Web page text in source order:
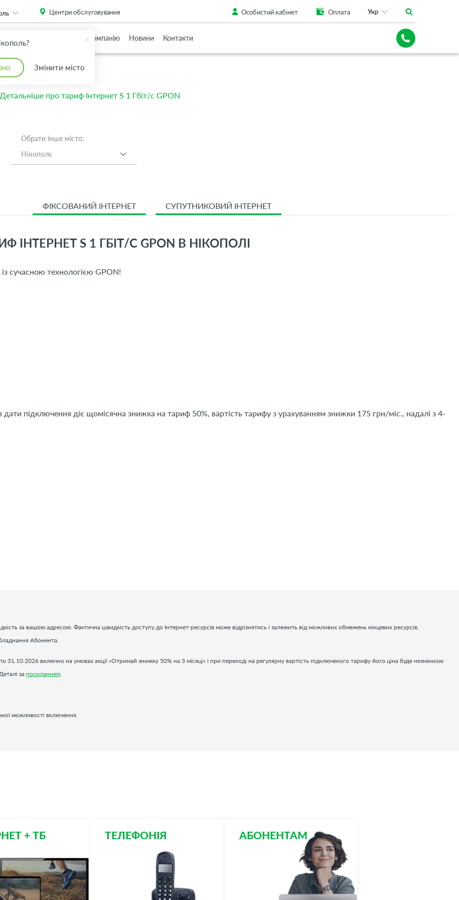
Змінити місто
Центри обслуговування Особистий кабінет Оплата Укр
Про Компанію Новини Контакти
Детальніше про тариф Інтернет S 1 Гбіт/с GPON
Обрати інше місто:
Нікополь
ФІКСОВАНИЙ ІНТЕРНЕТ СУПУТНИКОВИЙ ІНТЕРНЕТ
ІНТЕРНЕТ S 1 ГБІТ/С GPON В НІКОПОЛІ
сучасною технологією GPON!
дати підключення діє щомісячна знижка на тариф 50%, вартість тарифу з урахуванням знижки 175 грн/міс., надалі з 4-
за вашою адресою. Фактична швидкість доступу до Інтернет-ресурсів може відрізнятись і залежить від можливих обмежень кінцевих ресурсів,
Абонента.
31.10.2026 включно на умовах акції «Отримай знижку 50% на 3 місяці» і при переході на регулярну вартість підключеного тарифу його ціна буде незмінною
за посиланням.
можливості включення.
+ ТБ ТЕЛЕФОНІЯ АБОНЕНТАМ
Please install this critical browser update